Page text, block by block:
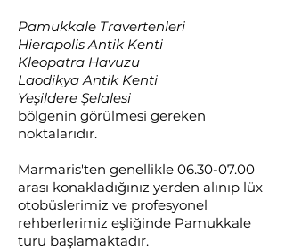
Pamukkale Travertenleri
Hierapolis Antik Kenti
Kleopatra Havuzu
Laodikya Antik Kenti
Yeşildere Şelalesi
bölgenin görülmesi gereken
noktalarıdır.
Marmaris'ten genellikle 06.30-07.00
arası konakladığınız yerden alınıp lüx
otobüslerimiz ve profesyonel
rehberlerimiz eşliğinde Pamukkale
turu başlamaktadır.